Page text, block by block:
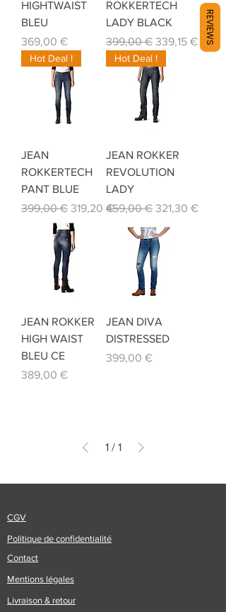
HIGHTWAIST
BLEU
Prix
369,00 €
ROKKERTECH
LADY BLACK
Prix original
399,00 € Prix
339,15 €
Hot Deal !
JEAN
ROKKERTECH
PANT BLUE
Prix original
399,00 € Prix promotionnel
319,20 €
Hot Deal !
JEAN ROKKER
REVOLUTION
LADY
Prix original
459,00 € Prix
321,30 €
JEAN ROKKER
HIGH WAIST
BLEU CE
Prix
389,00 €
JEAN DIVA
DISTRESSED
Prix
399,00 €
1 / 1
CGV
Politique de confidentialité
Contact
Mentions légales
Livraison & retour
REVIEWS